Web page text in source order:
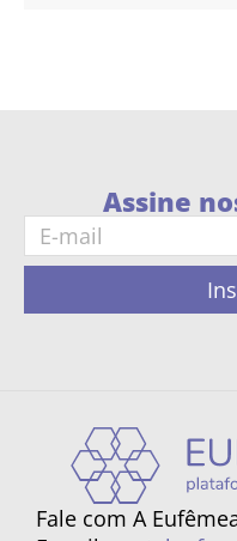
Assine
Fale com A